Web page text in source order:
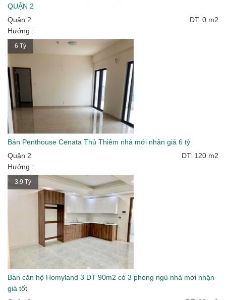
QUẬN 2
Quận 2
DT: 0 m2
Hướng :
6 Tỷ
Bán Penthouse Cenata Thủ Thiêm nhà mới nhận giá 6 tỷ
Quận 2
DT: 120 m2
Hướng :
3.9 Tỷ
Bán căn hộ Homyland 3 DT 90m2 có 3 phòng ngủ nhà mới nhận
giá tốt